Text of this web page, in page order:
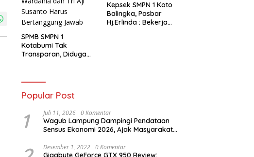
SPMB SMPN 1
Kotabumi Tak
Transparan, Diduga
Susanto Harus
Kepsek SMPN 1 Koto
Balingka, Pasbar
Hj.Erlinda : Bekerja
Popular Post
1 Juli 11, 2026 0 Komentar
Wagub Lampung Dampingi Pendataan
Sensus Ekonomi 2026, Ajak Masyarakat
Desember 1, 2022 0 Komentar
Gigabyte GeForce GTX 950 Review: